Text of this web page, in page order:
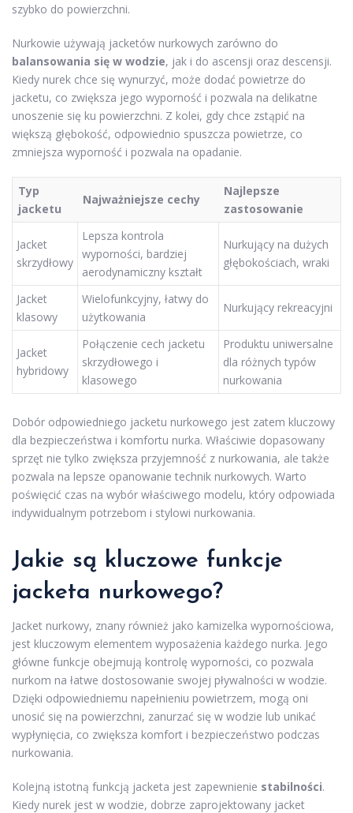
szybko do powierzchni.
Nurkowie używają jacketów nurkowych zarówno do
balansowania się w wodzie, jak i do ascensji oraz descensji.
Kiedy nurek chce się wynurzyć, może dodać powietrze do
jacketu, co zwiększa jego wyporność i pozwala na delikatne
unoszenie się ku powierzchni. Z kolei, gdy chce zstąpić na
większą głębokość, odpowiednio spuszcza powietrze, co
zmniejsza wyporność i pozwala na opadanie.
Typ
jacketu
Najważniejsze cechy
Najlepsze
zastosowanie
Jacket
skrzydłowy
Lepsza kontrola
wyporności, bardziej
aerodynamiczny kształt
Nurkujący na dużych
głębokościach, wraki
Jacket
klasowy
Wielofunkcyjny, łatwy do
użytkowania
Nurkujący rekreacyjni
Jacket
hybridowy
Połączenie cech jacketu
skrzydłowego i
klasowego
Produktu uniwersalne
dla różnych typów
nurkowania
Dobór odpowiedniego jacketu nurkowego jest zatem kluczowy
dla bezpieczeństwa i komfortu nurka. Właściwie dopasowany
sprzęt nie tylko zwiększa przyjemność z nurkowania, ale także
pozwala na lepsze opanowanie technik nurkowych. Warto
poświęcić czas na wybór właściwego modelu, który odpowiada
indywidualnym potrzebom i stylowi nurkowania.
Jakie są kluczowe funkcje
jacketa nurkowego?
Jacket nurkowy, znany również jako kamizelka wypornościowa,
jest kluczowym elementem wyposażenia każdego nurka. Jego
główne funkcje obejmują kontrolę wyporności, co pozwala
nurkom na łatwe dostosowanie swojej pływalności w wodzie.
Dzięki odpowiedniemu napełnieniu powietrzem, mogą oni
unosić się na powierzchni, zanurzać się w wodzie lub unikać
wypłynięcia, co zwiększa komfort i bezpieczeństwo podczas
nurkowania.
Kolejną istotną funkcją jacketa jest zapewnienie stabilności.
Kiedy nurek jest w wodzie, dobrze zaprojektowany jacket